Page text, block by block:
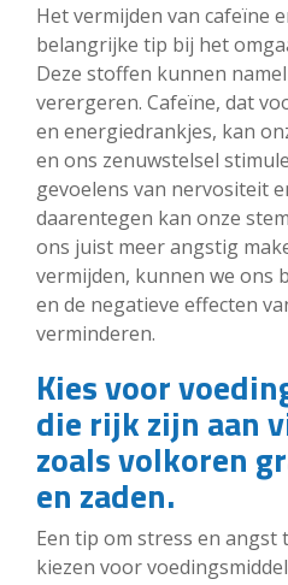
Het vermijden van cafeïne
belangrijke tip bij het
Deze stoffen kunnen
verergeren. Cafeïne, dat
en energiedrankjes, kan
en ons zenuwstelsel
gevoelens van nervositeit
daarentegen kan onze
ons juist meer angstig
vermijden, kunnen we ons
en de negatieve effecten
verminderen.
Kies voor
die rijk zijn aan
zoals volkoren
en zaden.
Een tip om stress en angst
kiezen voor